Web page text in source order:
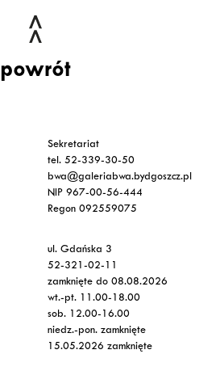
powrót
Sekretariat
tel. 52-339-30-50
bwa@galeriabwa.bydgoszcz.pl
NIP 967-00-56-444
Regon 092559075
ul. Gdańska 3
52-321-02-11
zamknięte do 08.08.2026
wt.-pt. 11.00-18.00
sob. 12.00-16.00
niedz.-pon. zamknięte
15.05.2026 zamknięte